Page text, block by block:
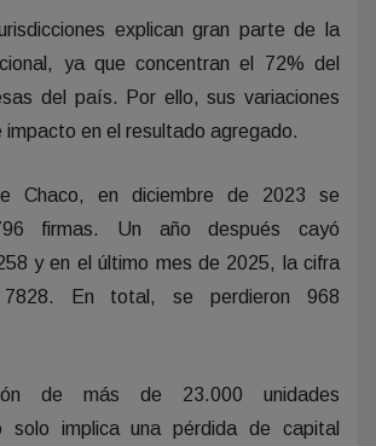
explican gran parte de la
ya que concentran el 72% del
del país. Por ello, sus variaciones
impacto en el resultado agregado.
Chaco, en diciembre de 2023 se
firmas. Un año después cayó
y en el último mes de 2025, la cifra
En total, se perdieron 968
de más de 23.000 unidades
solo implica una pérdida de capital